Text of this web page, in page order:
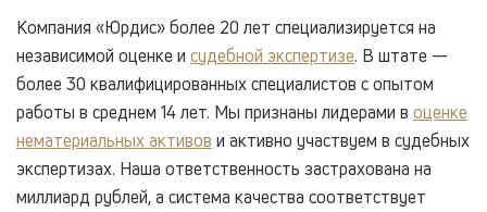
Компания «Юрдис» более 20 лет специализируется на
независимой оценке и судебной экспертизе. В штате —
более 30 квалифицированных специалистов с опытом
работы в среднем 14 лет. Мы признаны лидерами в оценке
нематериальных активов и активно участвуем в судебных
экспертизах. Наша ответственность застрахована на
миллиард рублей, а система качества соответствует